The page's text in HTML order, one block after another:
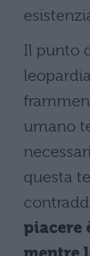
Il punto
umano
questa
piacere